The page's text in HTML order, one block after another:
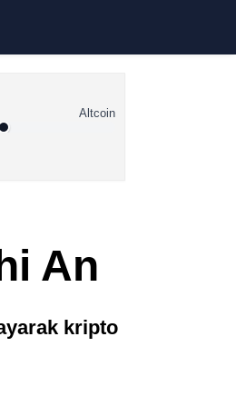
Altcoin Haberleri
Solana Haberleri
Altcoin
An
kripto